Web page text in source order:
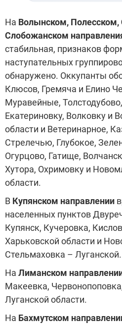
На Волынском, Полесском,
Слобожанском
стабильная, признаков
наступательных
обнаружено. Оккупанты
Клюсов, Гремяча и Елино
Муравейные,
Екатериновку, Волковку и
области и Ветеринарное,
Стрелечью, Глубокое,
Огурцово, Гатище,
Хутора, Охримовку и
области.
В Купянском направлении
населенных пунктов
Купянск, Кучеровка,
Харьковской области и
Стельмаховка – Луганской.
На Лиманском
Макеевка,
Луганской области.
На Бахмутском